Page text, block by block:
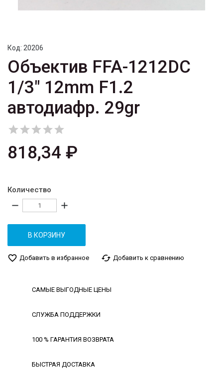
Код: 20206
Объектив FFA-1212DC
1/3" 12mm F1.2
автодиафр. 29gr

818,34 ₽
Количество
remove add
В КОРЗИНУ
favorite_border Добавить в избранное cached Добавить к сравнению
САМЫЕ ВЫГОДНЫЕ ЦЕНЫ
СЛУЖБА ПОДДЕРЖКИ
100 % ГАРАНТИЯ ВОЗВРАТА
БЫСТРАЯ ДОСТАВКА